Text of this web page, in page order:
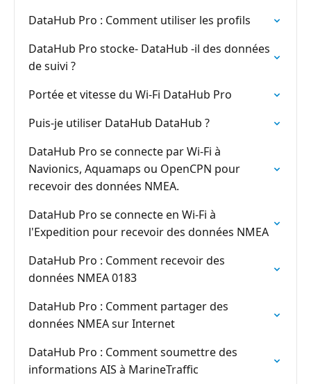
DataHub Pro : Comment utiliser les profils
DataHub Pro stocke- DataHub -il des données
de suivi ?
Portée et vitesse du Wi-Fi DataHub Pro
Puis-je utiliser DataHub DataHub ?
DataHub Pro se connecte par Wi-Fi à
Navionics, Aquamaps ou OpenCPN pour
recevoir des données NMEA.
DataHub Pro se connecte en Wi-Fi à
l'Expedition pour recevoir des données NMEA
DataHub Pro : Comment recevoir des
données NMEA 0183
DataHub Pro : Comment partager des
données NMEA sur Internet
DataHub Pro : Comment soumettre des
informations AIS à MarineTraffic